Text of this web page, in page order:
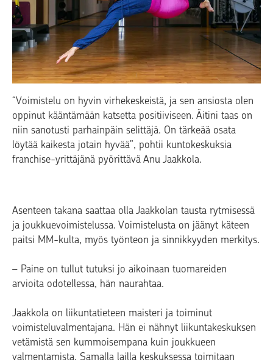
“Voimistelu on hyvin virhekeskeistä, ja sen ansiosta olen
oppinut kääntämään katsetta positiiviseen. Äitini taas on
niin sanotusti parhainpäin selittäjä. On tärkeää osata
löytää kaikesta jotain hyvää”, pohtii kuntokeskuksia
franchise-yrittäjänä pyörittävä Anu Jaakkola.
Asenteen takana saattaa olla Jaakkolan tausta rytmisessä
ja joukkuevoimistelussa. Voimistelusta on jäänyt käteen
paitsi MM-kulta, myös työnteon ja sinnikkyyden merkitys.
– Paine on tullut tutuksi jo aikoinaan tuomareiden
arvioita odotellessa, hän naurahtaa.
Jaakkola on liikuntatieteen maisteri ja toiminut
voimisteluvalmentajana. Hän ei nähnyt liikuntakeskuksen
vetämistä sen kummoisempana kuin joukkueen
valmentamista. Samalla lailla keskuksessa toimitaan